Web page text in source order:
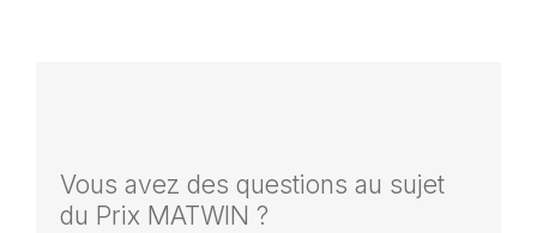
Vous avez des questions au sujet
du Prix MATWIN ?